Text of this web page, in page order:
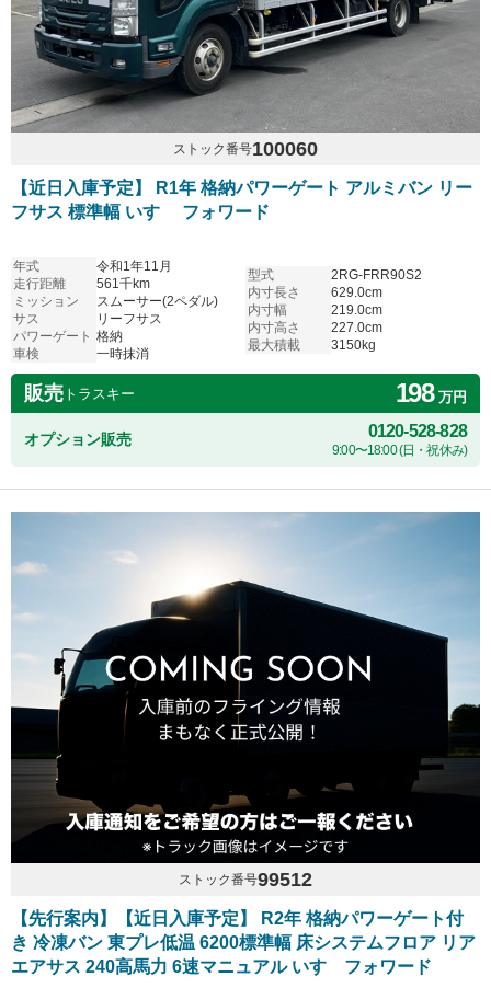
ストック番号100060
【近日入庫予定】 R1年 格納パワーゲート アルミバン リー
フサス 標準幅 いすゞ フォワード
年式
令和1年11月
走行距離
561千km
ミッション
スムーサー(2ペダル)
サス
リーフサス
パワーゲート 格納
車検
一時抹消
型式
2RG-FRR90S2
内寸長さ
629.0cm
内寸幅
219.0cm
内寸高さ
227.0cm
最大積載
3150kg
販売 トラスキー 198万円
オプション販売 0120-528-828
9:00〜18:00 (日・祝休み)
ストック番号99512
【先行案内】【近日入庫予定】 R2年 格納パワーゲート付
き 冷凍バン 東プレ低温 6200標準幅 床システムフロア リア
エアサス 240高馬力 6速マニュアル いすゞフォワード